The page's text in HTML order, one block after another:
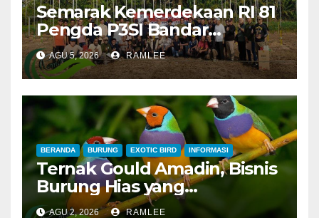
Semarak Kemerdekaan RI 81
Pengda P3SI Bandar
Lampung, Potong Tumpeng
Menandai Peresmian
Lapangan Baru, Mawar
Merah dan Jahanam Juara
AGU 5, 2026 RAMLEE
BERANDA BURUNG EXOTIC BIRD INFORMASI
Ternak Gould Amadin, Bisnis
Burung Hias yang
Menguntungkan
AGU 2, 2026 RAMLEE